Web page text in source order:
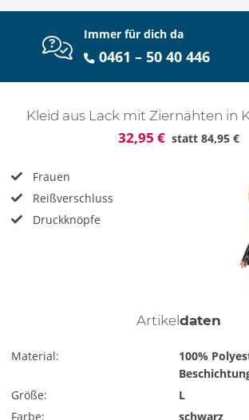
Immer für dich da
0461 – 50 40 446
Kleid aus Lack mit Ziernähten in
32,95 € statt 84,95 €
Frauen
Reißverschluss
Druckknöpfe
Artikeldaten
Material:
100%
Größe:
L
Farbe:
schwarz